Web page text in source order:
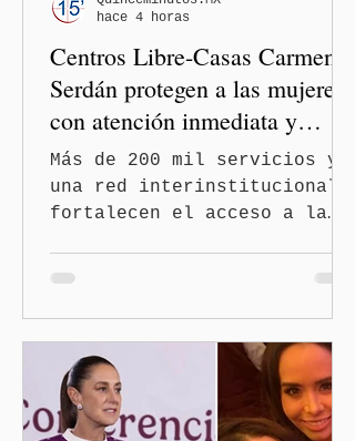
el Congreso de Puebla.
Centros Libre-Casas Carmen
Serdán protegen a las mujeres
con atención inmediata y
disminuyen feminicidios
Más de 200 mil servicios y
una red interinstitucional
fortalecen el acceso a la
feminicidio en Puebla
disminuyó en un 60 por
ciento, durante el primer
semestre de 2026, gracias
al modelo de los Centros
hace 4 horas